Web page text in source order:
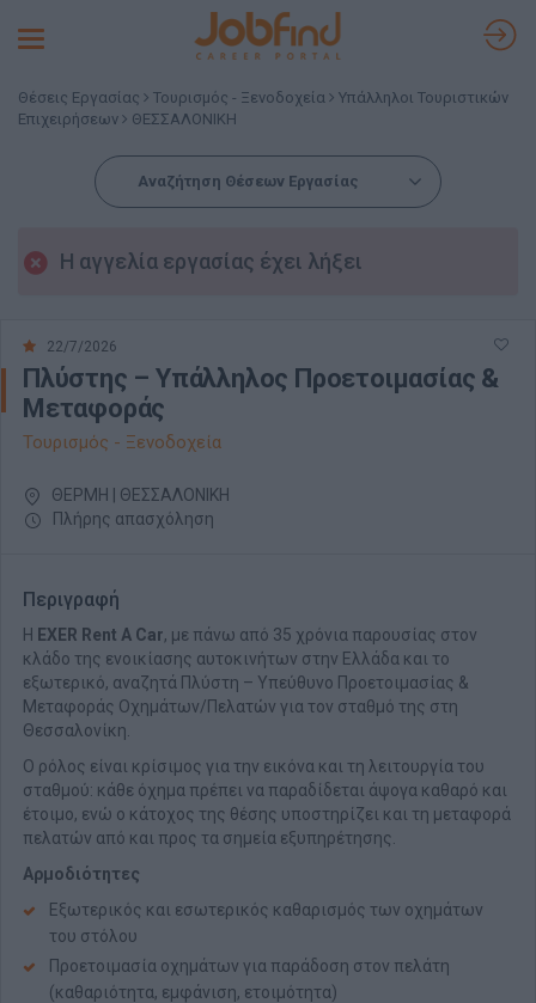
Toggle
Θέσεις Εργασίας Τουρισμός - Ξενοδοχεία
Υπάλληλοι Τουριστικών
Επιχειρήσεων
ΘΕΣΣΑΛΟΝΙΚΗ
Αναζήτηση Θέσεων Εργασίας
Η αγγελία εργασίας έχει λήξει
22/7/2026
Πλύστης – Υπάλληλος Προετοιμασίας &
Μεταφοράς
Τουρισμός - Ξενοδοχεία
ΘΕΡΜΗ | ΘΕΣΣΑΛΟΝΙΚΗ
Πλήρης απασχόληση
Περιγραφή
Η EXER Rent A Car, με πάνω από 35 χρόνια παρουσίας στον
κλάδο της ενοικίασης αυτοκινήτων στην Ελλάδα και το
εξωτερικό, αναζητά Πλύστη – Υπεύθυνο Προετοιμασίας &
Μεταφοράς Οχημάτων/Πελατών για τον σταθμό της στη
Θεσσαλονίκη.
Ο ρόλος είναι κρίσιμος για την εικόνα και τη λειτουργία του
σταθμού: κάθε όχημα πρέπει να παραδίδεται άψογα καθαρό και
έτοιμο, ενώ ο κάτοχος της θέσης υποστηρίζει και τη μεταφορά
πελατών από και προς τα σημεία εξυπηρέτησης.
Αρμοδιότητες
Εξωτερικός και εσωτερικός καθαρισμός των οχημάτων
του στόλου
Προετοιμασία οχημάτων για παράδοση στον πελάτη
(καθαριότητα, εμφάνιση, ετοιμότητα)